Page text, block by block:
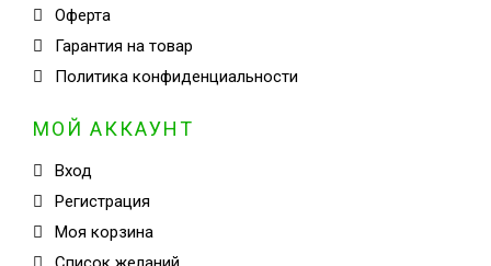
Оферта
Гарантия на товар
Политика конфиденциальности
МОЙ АККАУНТ
Вход
Регистрация
Моя корзина